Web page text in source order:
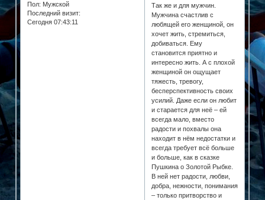
Пол: Мужской
Последний визит:
Сегодня 07:43:11
Так же и для мужчин.
Мужчина счастлив с
любящей его женщиной, он
хочет жить, стремиться,
добиваться. Ему
становится приятно и
интересно жить. А с плохой
женщиной он ощущает
тяжесть, тревогу,
бесперспективность своих
усилий. Даже если он любит
и старается для неё – ей
всегда мало, вместо
радости и похвалы она
находит в нём недостатки и
всегда требует всё больше
и больше, как в сказке
Пушкина о Золотой Рыбке.
В ней нет радости, любви,
добра, нежности, понимания
– только притворство и